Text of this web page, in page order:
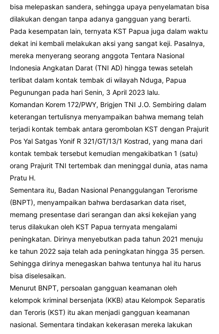
bisa melepaskan sandera, sehingga upaya penyelamatan bisa
dilakukan dengan tanpa adanya gangguan yang berarti.
Pada kesempatan lain, ternyata KST Papua juga dalam waktu
dekat ini kembali melakukan aksi yang sangat keji. Pasalnya,
mereka menyerang seorang anggota Tentara Nasional
Indonesia Angkatan Darat (TNI AD) hingga tewas setelah
terlibat dalam kontak tembak di wilayah Nduga, Papua
Pegunungan pada hari Senin, 3 April 2023 lalu.
Komandan Korem 172/PWY, Brigjen TNI J.O. Sembiring dalam
keterangan tertulisnya menyampaikan bahwa memang telah
terjadi kontak tembak antara gerombolan KST dengan Prajurit
Pos Yal Satgas Yonif R 321/GT/13/1 Kostrad, yang mana dari
kontak tembak tersebut kemudian mengakibatkan 1 (satu)
orang Prajurit TNI tertembak dan meninggal dunia, atas nama
Pratu H.
Sementara itu, Badan Nasional Penanggulangan Terorisme
(BNPT), menyampaikan bahwa berdasarkan data riset,
memang presentase dari serangan dan aksi kekejian yang
terus dilakukan oleh KST Papua ternyata mengalami
peningkatan. Dirinya menyebutkan pada tahun 2021 menuju
ke tahun 2022 saja telah ada peningkatan hingga 35 persen.
Sehingga dirinya menegaskan bahwa tentunya hal itu harus
bisa diselesaikan.
Menurut BNPT, persoalan gangguan keamanan oleh
kelompok kriminal bersenjata (KKB) atau Kelompok Separatis
dan Teroris (KST) itu akan menjadi gangguan keamanan
nasional. Sementara tindakan kekerasan mereka lakukan